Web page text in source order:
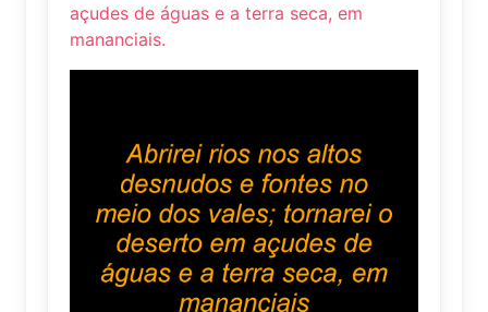
açudes de águas e a terra seca, em
mananciais.